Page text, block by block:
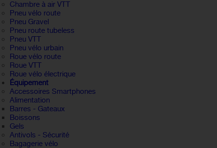
Chambre à air VTT
Pneu vélo route
Pneu Gravel
Pneu route tubeless
Pneu VTT
Pneu vélo urbain
Roue vélo route
Roue VTT
Roue vélo électrique
Équipement
Accessoires Smartphones
Alimentation
Barres - Gateaux
Boissons
Gels
Antivols - Sécurité
Bagagerie vélo